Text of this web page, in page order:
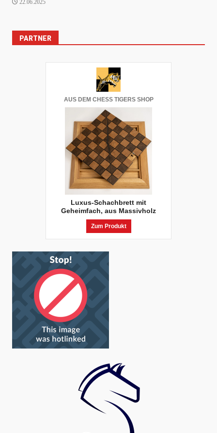
22.06.2025
PARTNER
AUS DEM CHESS TIGERS SHOP
Luxus-Schachbrett mit
Geheimfach, aus Massivholz
Zum Produkt